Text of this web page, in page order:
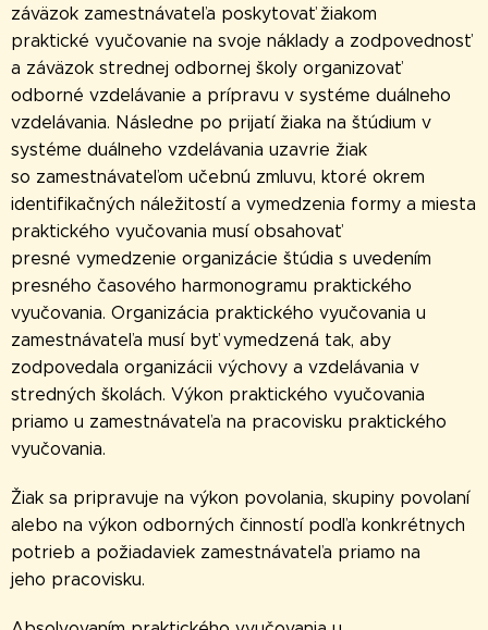
záväzok zamestnávateľa poskytovať žiakom
praktické vyučovanie na svoje náklady a zodpovednosť
a záväzok strednej odbornej školy organizovať
odborné vzdelávanie a prípravu v systéme duálneho
vzdelávania. Následne po prijatí žiaka na štúdium v
systéme duálneho vzdelávania uzavrie žiak
so zamestnávateľom učebnú zmluvu, ktoré okrem
identifikačných náležitostí a vymedzenia formy a miesta
praktického vyučovania musí obsahovať
presné vymedzenie organizácie štúdia s uvedením
presného časového harmonogramu praktického
vyučovania. Organizácia praktického vyučovania u
zamestnávateľa musí byť vymedzená tak, aby
zodpovedala organizácii výchovy a vzdelávania v
stredných školách. Výkon praktického vyučovania
priamo u zamestnávateľa na pracovisku praktického
vyučovania.
Žiak sa pripravuje na výkon povolania, skupiny povolaní
alebo na výkon odborných činností podľa konkrétnych
potrieb a požiadaviek zamestnávateľa priamo na
jeho pracovisku.